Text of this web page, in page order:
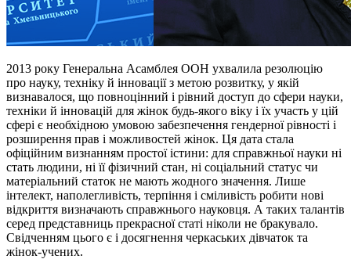
2013 року Генеральна Асамблея ООН ухвалила резолюцію
про науку, техніку й інновації з метою розвитку, у якій
визнавалося, що повноцінний і рівний доступ до сфери науки,
техніки й інновацій для жінок будь-якого віку і їх участь у цій
сфері є необхідною умовою забезпечення гендерної рівності і
розширення прав і можливостей жінок. Ця дата стала
офіційним визнанням простої істини: для справжньої науки ні
стать людини, ні її фізичний стан, ні соціальний статус чи
матеріальний статок не мають жодного значення. Лише
інтелект, наполегливість, терпіння і сміливість робити нові
відкриття визначають справжнього науковця. А таких талантів
серед представниць прекрасної статі ніколи не бракувало.
Свідченням цього є і досягнення черкаських дівчаток та
жінок-учених.